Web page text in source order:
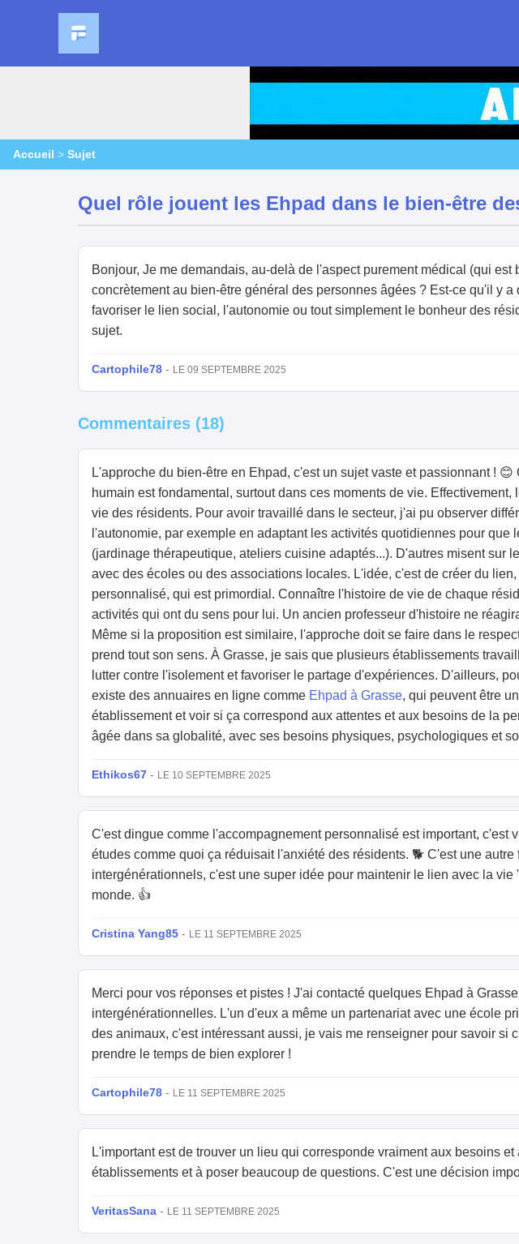
Accueil > Sujet
Quel rôle jouent les Ehpad dans le bien-être
Bonjour, Je me demandais, au-delà de l'aspect purement médical (qui
concrètement au bien-être général des personnes âgées ? Est-ce qu'il y
favoriser le lien social, l'autonomie ou tout simplement le bonheur des
sujet.
Cartophile78 - LE 09 SEPTEMBRE 2025
Commentaires (18)
L'approche du bien-être en Ehpad, c'est un sujet vaste et passionnant !
humain est fondamental, surtout dans ces moments de vie.
vie des résidents. Pour avoir travaillé dans le secteur, j'ai pu observer
l'autonomie, par exemple en adaptant les activités quotidiennes pour
(jardinage thérapeutique, ateliers cuisine adaptés...). D'autres misent
avec des écoles ou des associations locales. L'idée, c'est de créer du
personnalisé, qui est primordial. Connaître l'histoire de vie de chaque
activités qui ont du sens pour lui. Un ancien professeur d'histoire ne
Même si la proposition est similaire, l'approche doit se faire dans le
prend tout son sens. À Grasse, je sais que plusieurs établissements
lutter contre l'isolement et favoriser le partage d'expériences. D'ailleurs,
existe des annuaires en ligne comme Ehpad à Grasse, qui peuvent être
établissement et voir si ça correspond aux attentes et aux besoins de la
âgée dans sa globalité, avec ses besoins physiques, psychologiques et
Ethikos67 - LE 10 SEPTEMBRE 2025
C'est dingue comme l'accompagnement personnalisé est important,
études comme quoi ça réduisait l'anxiété des résidents. 🐕 C'est une
intergénérationnels, c'est une super idée pour maintenir le lien avec la
monde. 👍
Cristina Yang85 - LE 11 SEPTEMBRE 2025
Merci pour vos réponses et pistes ! J'ai contacté quelques Ehpad à
intergénérationnelles. L'un d'eux a même un partenariat avec une école
des animaux, c'est intéressant aussi, je vais me renseigner pour savoir
prendre le temps de bien explorer !
Cartophile78 - LE 11 SEPTEMBRE 2025
L'important est de trouver un lieu qui corresponde vraiment aux besoins
établissements et à poser beaucoup de questions. C'est une décision
VeritasSana - LE 11 SEPTEMBRE 2025